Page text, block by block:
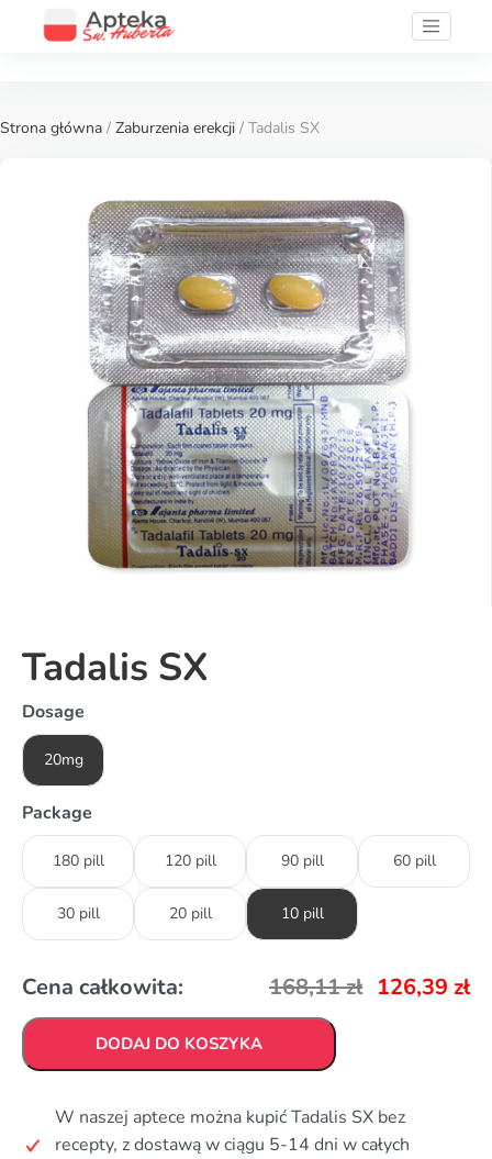
Strona główna / Zaburzenia erekcji / Tadalis SX
Tadalis SX
Dosage
20mg
Package
180 pill 120 pill 90 pill 60 pill
30 pill 20 pill 10 pill
Cena całkowita: 168,11zł 126,39 zł
DODAJ DO KOSZYKA
W naszej aptece można kupić Tadalis SX bez
recepty, z dostawą w ciągu 5-14 dni w całych